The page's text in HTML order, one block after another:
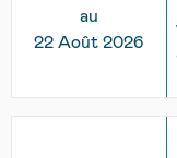
au
22 Août 2026